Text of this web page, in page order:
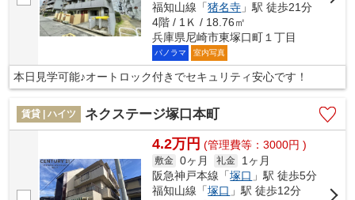
福知山線「猪名寺 」駅 徒歩21分
4階 / 1Ｋ / 18.76㎡
兵庫県尼崎市東塚口町１丁目
パノラマ 室内写真
本日見学可能♪オートロック付きでセキュリティ安心です！
賃貸 | ハイツ ネクステージ塚口本町
4.2万円 (管理費等：3000円 )
敷金 0ヶ月 礼金
1ヶ月
阪急神戸本線「塚口 」駅 徒歩5分
福知山線「塚口 」駅 徒歩12分